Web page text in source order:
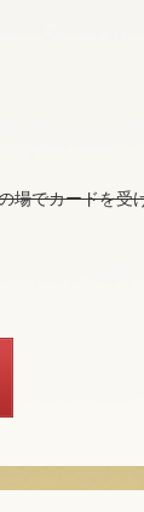
場でカードを受